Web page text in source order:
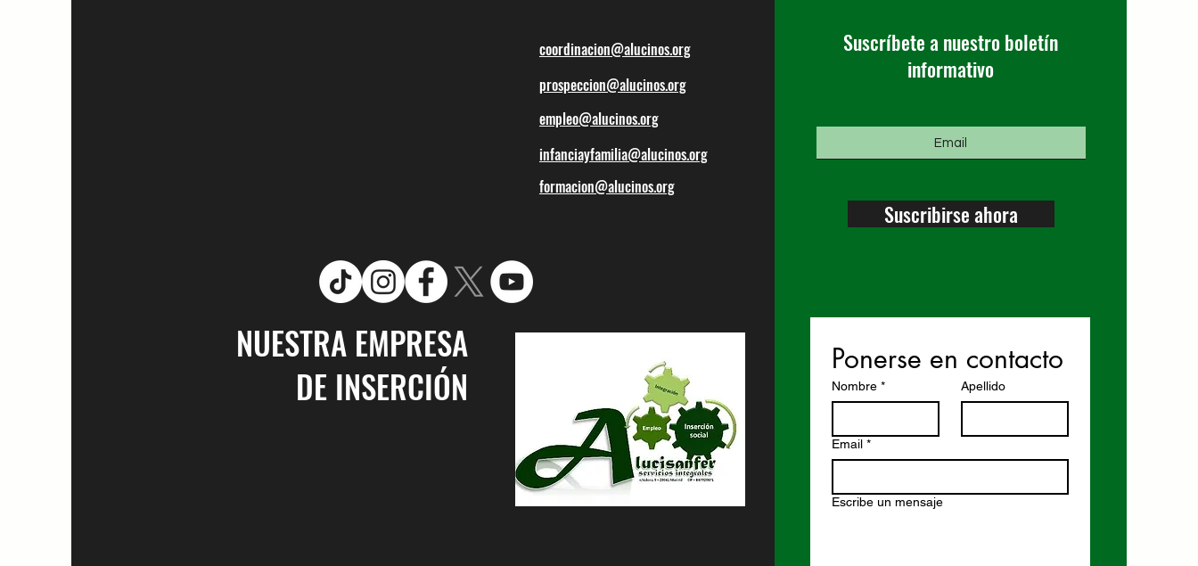
coordinacion@alucinos.org
prospeccion@alucinos.org
empleo@alucinos.org
infanciayfamilia@alucinos.org
formacion@alucinos.org
NUESTRA EMPRESA
DE INSERCIÓN
Suscríbete a nuestro boletín
informativo
Suscribirse ahora
Ponerse en contacto
Nombre * Apellido
Email *
Escribe un mensaje